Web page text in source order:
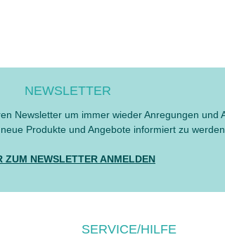
NEWSLETTER
Newsletter um immer wieder Anregungen und
Produkte und Angebote informiert zu werden.
ZUM NEWSLETTER ANMELDEN
SERVICE/HILFE